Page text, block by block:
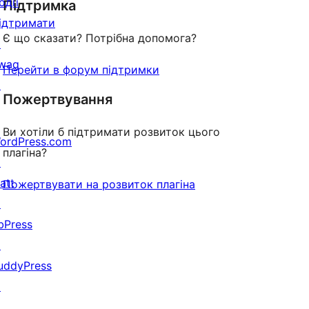
reviews
Підтримка
Є що сказати? Потрібна допомога?
Перейти в форум підтримки
Пожертвування
Ви хотіли б підтримати розвиток цього
плагіна?
Пожертвувати на розвиток плагіна